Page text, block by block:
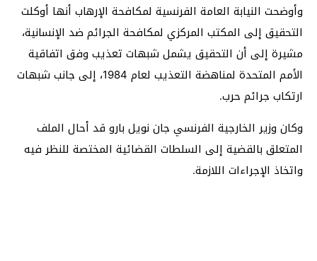
وأوضحت النيابة العامة الفرنسية لمكافحة الإرهاب أنها أوكلت
التحقيق إلى المكتب المركزي لمكافحة الجرائم ضد الإنسانية،
مشيرة إلى أن التحقيق يشمل شبهات تعذيب وفق اتفاقية
الأمم المتحدة لمناهضة التعذيب لعام 1984، إلى جانب شبهات
ارتكاب جرائم حرب.
وكان وزير الخارجية الفرنسي جان نويل بارو قد أحال الملف
المتعلق بالقضية إلى السلطات القضائية المختصة للنظر فيه
واتخاذ الإجراءات اللازمة.